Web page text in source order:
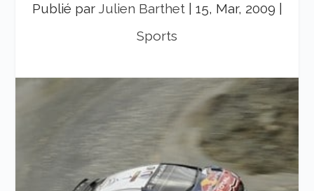
Publié par Julien Barthet| 15, Mar, 2009
Sports